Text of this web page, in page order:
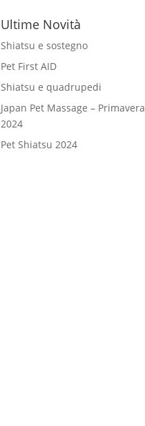
Ultime Novità
Shiatsu e sostegno
Pet First AID
Shiatsu e quadrupedi
Japan Pet Massage – Primavera
2024
Pet Shiatsu 2024